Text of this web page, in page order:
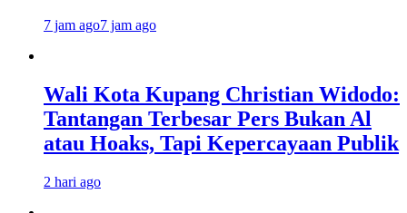
7 jam ago7 jam ago
Wali Kota Kupang Christian Widodo:
Tantangan Terbesar Pers Bukan Al
atau Hoaks, Tapi Kepercayaan Publik
2 hari ago